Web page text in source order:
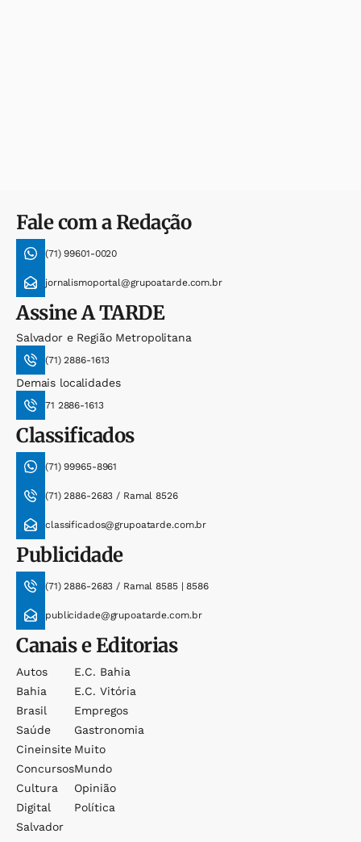
Fale com a Redação
(71) 99601-0020
jornalismoportal@grupoatarde.com.br
AssineA TARDE
Salvador e Região Metropolitana
(71) 2886-1613
Demais localidades
71 2886-1613
Classificados
(71) 99965-8961
(71) 2886-2683 / Ramal 8526
classificados@grupoatarde.com.br
Publicidade
(71) 2886-2683 / Ramal 8585 | 8586
publicidade@grupoatarde.com.br
Canais e Editorias
Autos
Bahia
Brasil
Saúde
Cineinsite
Concursos
Cultura
Digital
Salvador
E.c. Bahia
E.c. Vitória
Empregos
Gastronomia
Muito
Mundo
Opinião
Política